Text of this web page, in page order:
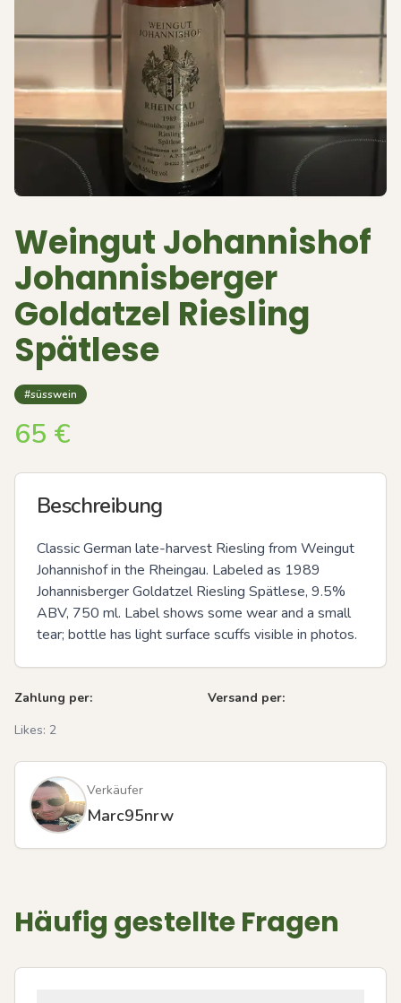
Weingut Johannishof
Johannisberger
Goldatzel Riesling
Spätlese
#süsswein
65 €
Beschreibung
Classic German late-harvest Riesling from Weingut
Johannishof in the Rheingau. Labeled as 1989
Johannisberger Goldatzel Riesling Spätlese, 9.5%
ABV, 750 ml. Label shows some wear and a small
tear; bottle has light surface scuffs visible in photos.
Zahlung per:
Versand per:
Likes: 2
Verkäufer
Marc95nrw
Häufig gestellte Fragen